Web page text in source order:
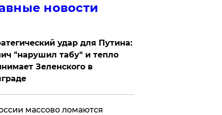
новости
удар для Путина:
"нарушил табу" и тепло
Зеленского в
массово ломаются